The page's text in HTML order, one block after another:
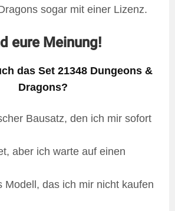
sogar mit einer Lizenz.
eure Meinung!
das Set 21348 Dungeons &
Dragons?
Bausatz, den ich mir sofort
aber ich warte auf einen
Modell, das ich mir nicht kaufen